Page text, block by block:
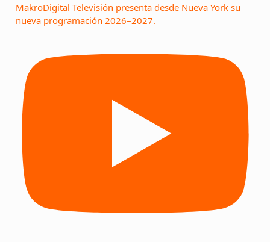
MakroDigital Televisión presenta desde Nueva York su
nueva programación 2026–2027.